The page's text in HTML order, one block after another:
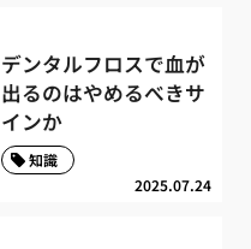
デンタルフロスで血が
出るのはやめるべきサ
インか
2025.07.24
知識